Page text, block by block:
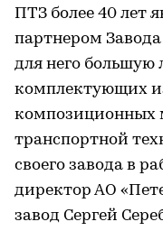
ПТЗ более 40 лет
партнером
для него
комплектующих
композиционных
транспортной
своего завода в
директор АО
завод Сергей